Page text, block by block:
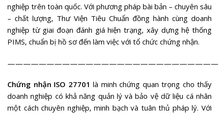
nghiệp trên toàn quốc. Với phương pháp bài bản – chuyên sâu
– chất lượng, Thư Viện Tiêu Chuẩn đồng hành cùng doanh
nghiệp từ giai đoạn đánh giá hiện trạng, xây dựng hệ thống
PIMS, chuẩn bị hồ sơ đến làm việc với tổ chức chứng nhận.
Chứng nhận ISO 27701 là minh chứng quan trọng cho thấy
doanh nghiệp có khả năng quản lý và bảo vệ dữ liệu cá nhân
một cách chuyên nghiệp, minh bạch và tuân thủ pháp lý. Với